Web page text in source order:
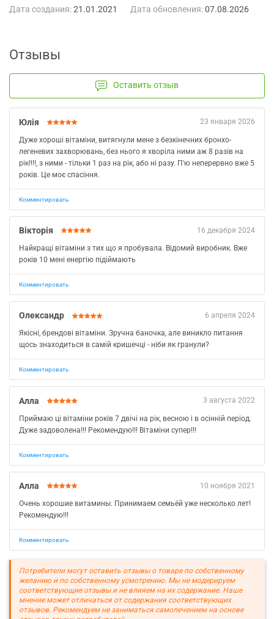
Дата создания:21.01.2021 Дата обновления:07.08.2026
Отзывы
Оставить отзыв
23 января 2026
Юлія
Дуже хороші вітаміни, витягнули мене з безкінечних бронхо-
легеневих захворювань, без нього я хворіла ними аж 8 разів на
рік!!!!, з ними - тільки 1 раз на рік, або ні разу. П'ю неперервно вже 5
років. Це моє спасіння.
Комментировать
16 декабря 2024
Вікторія
Найкращі вітаміни з тих що я пробувала. Відомий виробник. Вже
років 10 мені енергію підіймають
Комментировать
6 апреля 2024
Олександр
Якісні, брендові вітаміни. Зручна баночка, але виникло питання
щось знаходиться в самій кришечці - ніби як гранули?
Комментировать
3 августа 2022
Алла
Приймаю цi вiтамiни рокiв 7 двiчi на рiк, весною i в осiннiй перiод.
Дуже задоволена!!! Рекомендую!!! Вiтамiни супер!!!
Комментировать
10 ноября 2021
Алла
Очень хорошие витамины. Принимаем семьёй уже несколько лет!
Рекомендую!!!
Комментировать
Потребители могут оставить отзывы о товаре по собственному
желанию и по собственному усмотрению. Мы не модерируем
соответствующие отзывы и не влияем на их содержание. Наше
мнение может отличаться от содержания соответствующих
отзывов. Рекомендуем не заниматься самолечением на основе